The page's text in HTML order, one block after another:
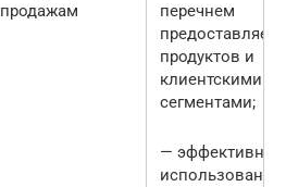
продажам
перечнем
продуктов и
клиентскими
сегментами;
— эффективное
использование